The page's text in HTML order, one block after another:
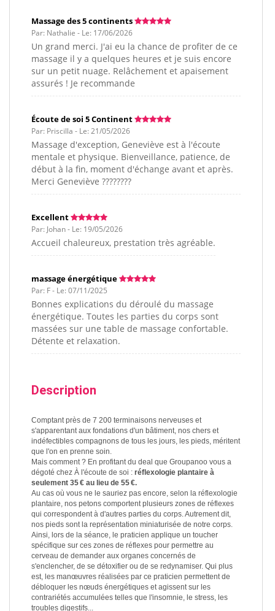
Massage des 5 continents
Par: Nathalie - Le: 17/06/2026
Un grand merci. J'ai eu la chance de profiter de ce
massage il y a quelques heures et je suis encore
sur un petit nuage. Relâchement et apaisement
assurés ! Je recommande
Écoute de soi 5 Continent
Par: Priscilla - Le: 21/05/2026
Massage d'exception, Geneviève est à l'écoute
mentale et physique. Bienveillance, patience, de
début à la fin, moment d'échange avant et après.
Merci Geneviève ????????
Excellent
Par: Johan - Le: 19/05/2026
Accueil chaleureux, prestation très agréable.
massage énergétique
Par: F - Le: 07/11/2025
Bonnes explications du déroulé du massage
énergétique. Toutes les parties du corps sont
massées sur une table de massage confortable.
Détente et relaxation.
Description
Comptant près de 7 200 terminaisons nerveuses et
s'apparentant aux fondations d'un bâtiment, nos chers et
indéfectibles compagnons de tous les jours, les pieds, méritent
que l'on en prenne soin.
Mais comment ? En profitant du deal que Groupanoo vous a
dégoté chez À l'écoute de soi : réflexologie plantaire à
seulement 35 € au lieu de 55 €.
Au cas où vous ne le sauriez pas encore, selon la réflexologie
plantaire, nos petons comportent plusieurs zones de réflexes
qui correspondent à d'autres parties du corps. Autrement dit,
nos pieds sont la représentation miniaturisée de notre corps.
Ainsi, lors de la séance, le praticien applique un toucher
spécifique sur ces zones de réflexes pour permettre au
cerveau de demander aux organes concernés de
s'enclencher, de se détoxifier ou de se redynamiser. Qui plus
est, les manœuvres réalisées par ce praticien permettent de
débloquer les nœuds énergétiques et agissent sur les
contrariétés accumulées telles que l'insomnie, le stress, les
troubles digestifs...